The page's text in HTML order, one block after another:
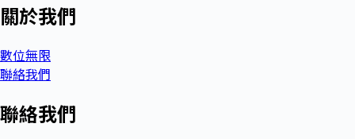
關於我們
數位無限
聯絡我們
聯絡我們